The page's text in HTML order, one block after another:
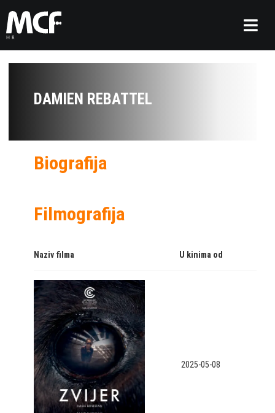
DAMIEN REBATTEL
Biografija
Filmografija
Naziv filma U kinima od
2025-05-08